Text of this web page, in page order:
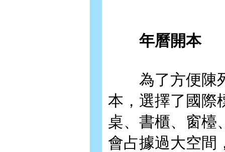
年曆開本
為了方便陳列
本，選擇了國際
桌、書櫃、窗檯
會占據過大空間